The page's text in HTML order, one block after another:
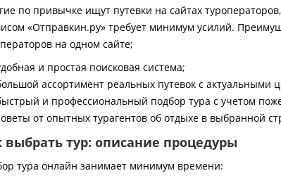
по привычке ищут путевки на сайтах
«Отправкин.ру» требует минимум усилий.
на одном сайте;
и простая поисковая система;
ассортимент реальных путевок с актуальными
и профессиональный подбор тура с учетом
от опытных турагентов об отдыхе в выбранной
выбрать тур: описание процедуры
тура онлайн занимает минимум времени: